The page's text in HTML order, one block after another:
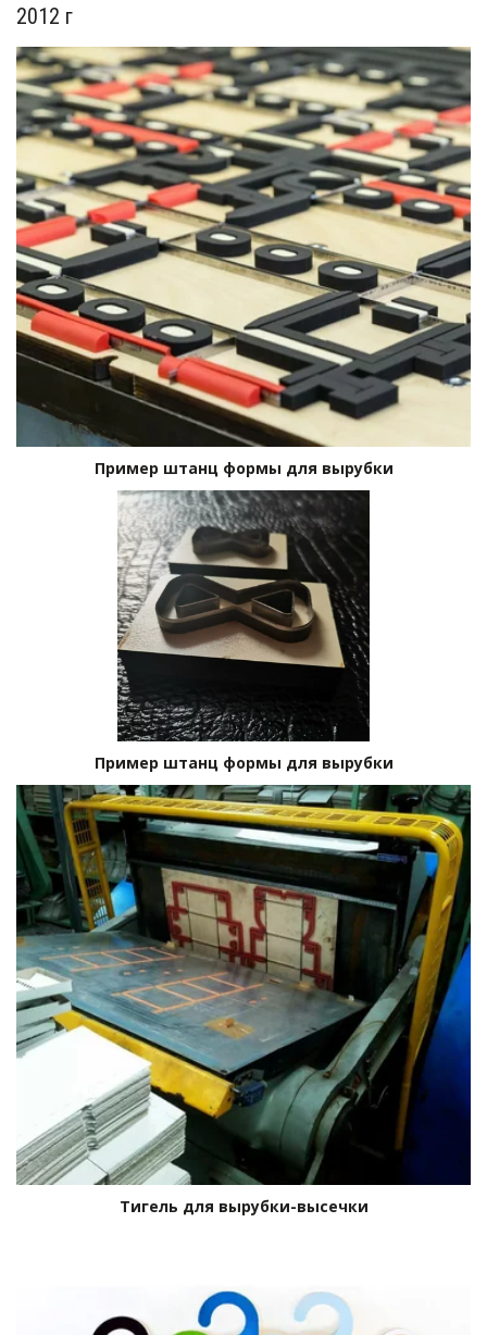
2012 г
Пример штанц формы для вырубки
Пример штанц формы для вырубки
Тигель для вырубки-высечки